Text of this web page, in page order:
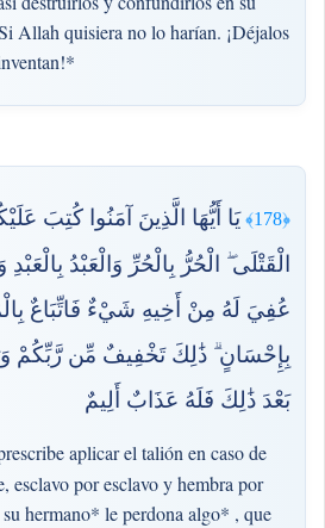
Allah quisiera no lo harían. ¡Déjalos
﴿178﴾
يَا أَيُّهَا الَّذِينَ آمَنُوا كُتِبَ
الْقَتْلَى ۖ الْحُرُّ بِالْحُرِّ وَالْعَبْدُ بِالْعَبْدِ
عُفِيَ لَهُ مِنْ أَخِيهِ شَيْءٌ فَاتِّبَاعٌ
بِإِحْسَانٍ ۗ ذَٰلِكَ تَخْفِيفٌ مِّن رَّبِّكُمْ
بَعْدَ ذَٰلِكَ فَلَهُ عَذَابٌ أَلِيمٌ
aplicar el talión en caso de
esclavo por esclavo y hembra por
hermano* le perdona algo* , que